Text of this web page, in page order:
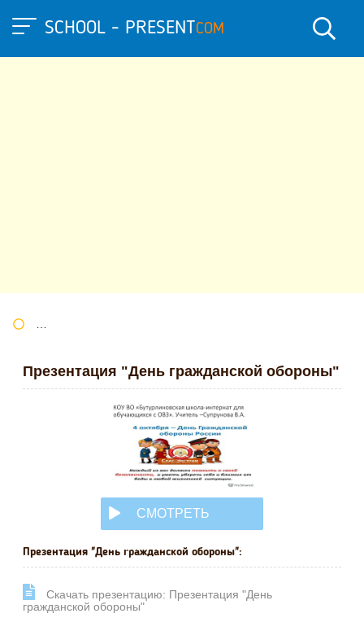
SCHOOL - PRESENTCOM
Презентация "День гражданской обороны"
СМОТРЕТЬ
Презентация "День гражданской обороны":
Cкачать презентацию: Презентация "День
гражданской обороны"